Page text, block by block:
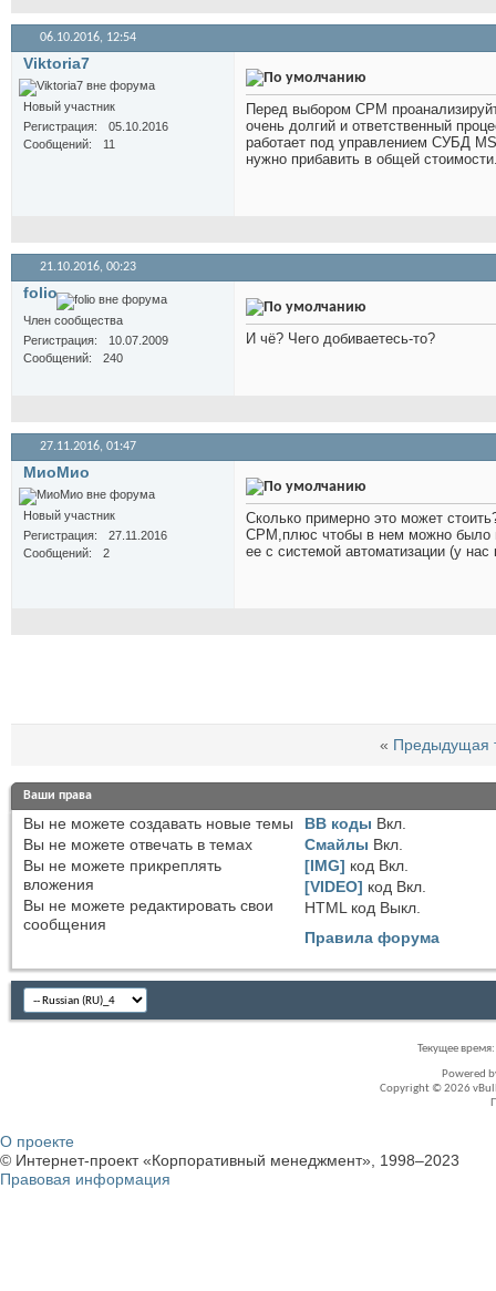
06.10.2016, 12:54
Viktoria7
Новый участник
Регистрация
05.10.2016
Сообщений
11
Перед выбором СРМ
очень долгий и ответственный
работает под управлением СУБД
нужно прибавить в общей
21.10.2016, 00:23
folio
Член сообщества
Регистрация
10.07.2009
Сообщений
240
И чё? Чего добиваетесь-то?
27.11.2016, 01:47
МиоМио
Новый участник
Регистрация
27.11.2016
Сообщений
2
Сколько примерно это может
СРМ,плюс чтобы в нем можно было
ее с системой автоматизации (у
« Предыдущая
Ваши права
Вы не можете создавать новые темы
Вы не можете отвечать в темах
Вы не можете прикреплять
вложения
Вы не можете редактировать свои
сообщения
BB коды Вкл.
Смайлы Вкл.
[IMG] код Вкл.
[VIDEO] код Вкл.
HTML код Выкл.
Правила форума
Текущее время:
Powered
Copyright © 2026
О проекте
© Интернет-проект «Корпоративный менеджмент», 1998–2023
Правовая информация